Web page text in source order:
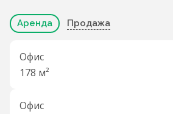
Аренда Продажа
Офис
178 м²
Офис